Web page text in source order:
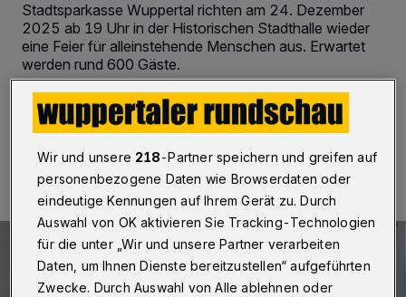
Stadtsparkasse Wuppertal richten am 24. Dezember
2025 ab 19 Uhr in der Historischen Stadthalle wieder
eine Feier für alleinstehende Menschen aus. Erwartet
werden rund 600 Gäste.
Wir und unsere 218-Partner speichern und greifen auf
personenbezogene Daten wie Browserdaten oder
eindeutige Kennungen auf Ihrem Gerät zu. Durch
Auswahl von OK aktivieren Sie Tracking-Technologien
für die unter „Wir und unsere Partner verarbeiten
Daten, um Ihnen Dienste bereitzustellen“ aufgeführten
Zwecke. Durch Auswahl von Alle ablehnen oder